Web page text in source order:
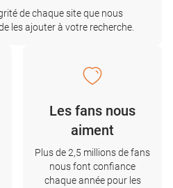
de chaque site que nous
les ajouter à votre recherche.
Les fans nous
aiment
Plus de 2,5 millions de fans
nous font confiance
chaque année pour les